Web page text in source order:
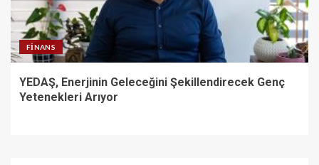
FINANS
YEDAŞ, Enerjinin Geleceğini Şekillendirecek Genç
Yetenekleri Arıyor